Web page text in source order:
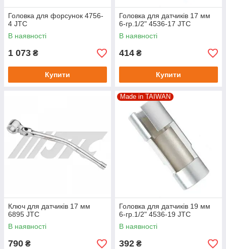
Головка для форсунок 4756-
4 JTC
В наявності
1 073 ₴
Купити
Головка для датчиків 17 мм
6-гр.1/2" 4536-17 JTC
В наявності
414 ₴
Купити
Ключ для датчиків 17 мм
6895 JTC
В наявності
790 ₴
Made in TAIWAN
Головка для датчиків 19 мм
6-гр.1/2" 4536-19 JTC
В наявності
392 ₴